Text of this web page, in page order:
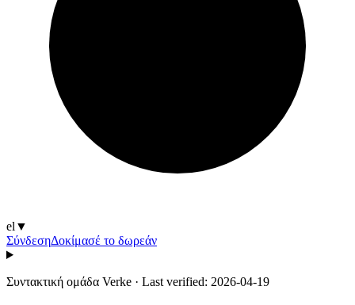
el ▼
ΣύνδεσηΔοκίμασέ το δωρεάν
Συντακτική ομάδα Verke · Last verified: 2026-04-19